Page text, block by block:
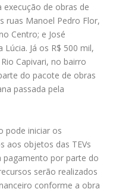
execução de obras de
ruas Manoel Pedro Flor,
Centro; e José
Já os R$ 500 mil,
Capivari, no bairro
do pacote de obras
passada pela
pode iniciar os
aos objetos das TEVs
pagamento por parte do
serão realizados
conforme a obra